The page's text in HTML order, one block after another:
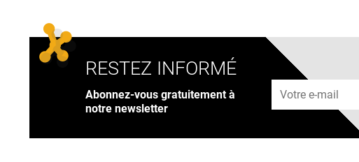
RESTEZ INFORMÉ
Abonnez-vous gratuitement à
notre newsletter
Adresse e-mail